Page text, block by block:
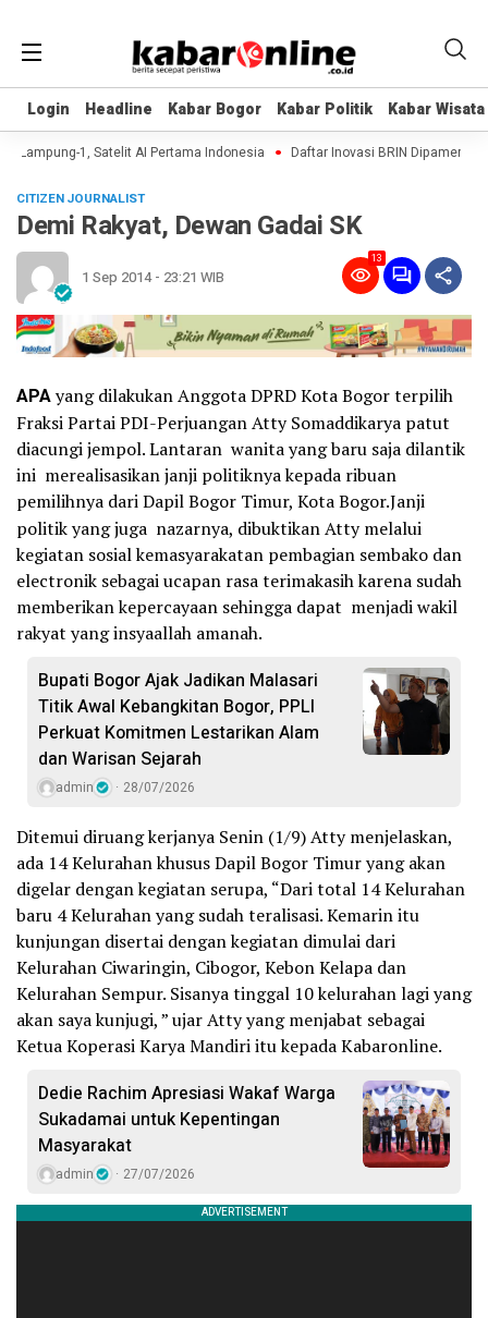
Login Headline Kabar Bogor Kabar Politik Kabar Wisata
Login Headline Kabar Bogor Kabar Politik Kabar Wisata
1, Satelit AI Pertama Indonesia Daftar Inovasi BRIN Dipamerkan
CITIZEN JOURNALIST
Demi Rakyat, Dewan Gadai SK
1 Sep 2014 - 23:21 WIB
13
APAyang dilakukan Anggota DPRD Kota Bogor terpilih
Fraksi Partai PDI-Perjuangan Atty Somaddikarya patut
diacungi jempol. Lantaran wanita yang baru saja dilantik
ini merealisasikan janji politiknya kepada ribuan
pemilihnya dari Dapil Bogor Timur, Kota Bogor.Janji
politik yang juga nazarnya, dibuktikan Atty melalui
kegiatan sosial kemasyarakatan pembagian sembako dan
electronik sebagai ucapan rasa terimakasih karena sudah
memberikan kepercayaan sehingga dapat menjadi wakil
rakyat yang insyaallah amanah.
Bupati Bogor Ajak Jadikan Malasari
Titik Awal Kebangkitan Bogor, PPLI
Perkuat Komitmen Lestarikan Alam
dan Warisan Sejarah
admin 28/07/2026
Ditemui diruang kerjanya Senin (1/9) Atty menjelaskan,
ada 14 Kelurahan khusus Dapil Bogor Timur yang akan
digelar dengan kegiatan serupa, “Dari total 14 Kelurahan
baru 4 Kelurahan yang sudah teralisasi. Kemarin itu
kunjungan disertai dengan kegiatan dimulai dari
Kelurahan Ciwaringin, Cibogor, Kebon Kelapa dan
Kelurahan Sempur. Sisanya tinggal 10 kelurahan lagi yang
akan saya kunjugi, ” ujar Atty yang menjabat sebagai
Ketua Koperasi Karya Mandiri itu kepada Kabaronline.
Dedie Rachim Apresiasi Wakaf Warga
Sukadamai untuk Kepentingan
Masyarakat
admin 27/07/2026